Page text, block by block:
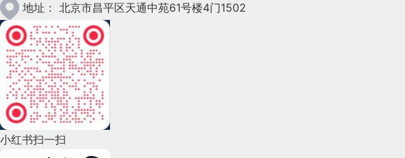
地址： 北京市昌平区天通中苑61号楼4门1502
小红书扫一扫